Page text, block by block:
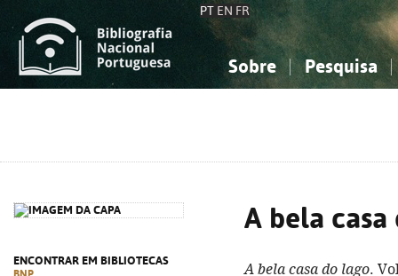
PT EN FR
Sobre Pesquisa
ENCONTRAR EM BIBLIOTECAS
A bela casa
A bela casa do lago.